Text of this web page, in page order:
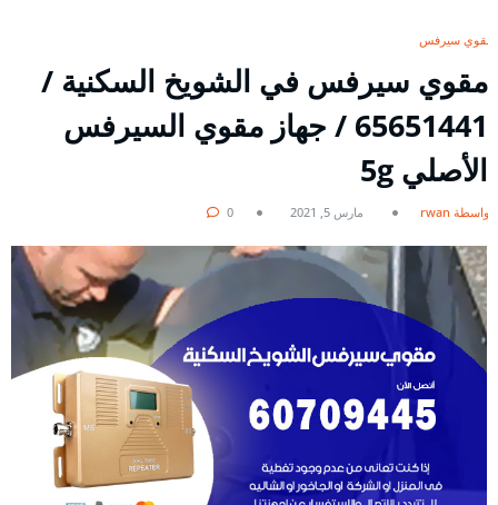
مقوي سيرفس
مقوي سيرفس في الشويخ السكنية /
65651441 / جهاز مقوي السيرفس
الأصلي 5g
بواسطة rwan مارس 5, 2021 0